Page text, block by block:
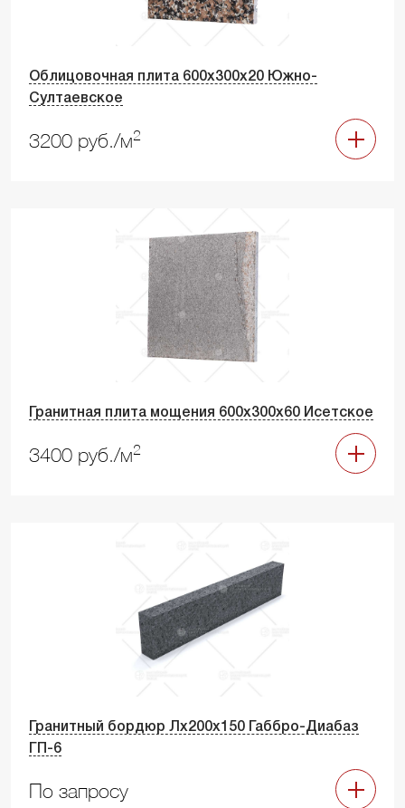
Облицовочная плита 600х300х20 Южно-
Султаевское
3200 руб./м2
Гранитная плита мощения 600х300х60 Исетское
3400 руб./м2
Гранитный бордюр Лх200х150 Габбро-Диабаз
ГП-6
По запросу